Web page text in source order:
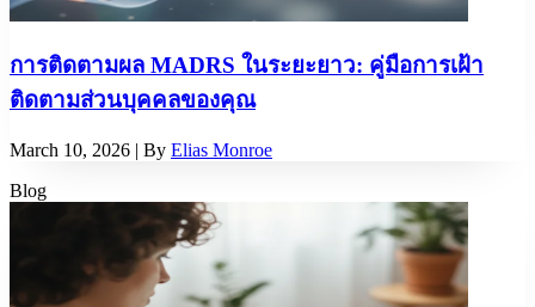
การติดตามผล MADRS ในระยะยาว: คู่มือการเฝ้า
ติดตามส่วนบุคคลของคุณ
March 10, 2026 | By Elias Monroe
Blog